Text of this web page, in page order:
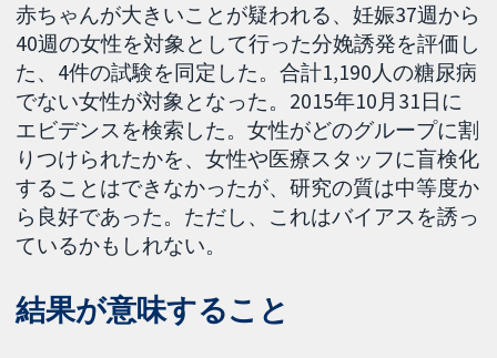
赤ちゃんが大きいことが疑われる、妊娠37週から
40週の女性を対象として行った分娩誘発を評価し
た、4件の試験を同定した。合計1,190人の糖尿病
でない女性が対象となった。2015年10月31日に
エビデンスを検索した。女性がどのグループに割
りつけられたかを、女性や医療スタッフに盲検化
することはできなかったが、研究の質は中等度か
ら良好であった。ただし、これはバイアスを誘っ
ているかもしれない。
結果が意味すること